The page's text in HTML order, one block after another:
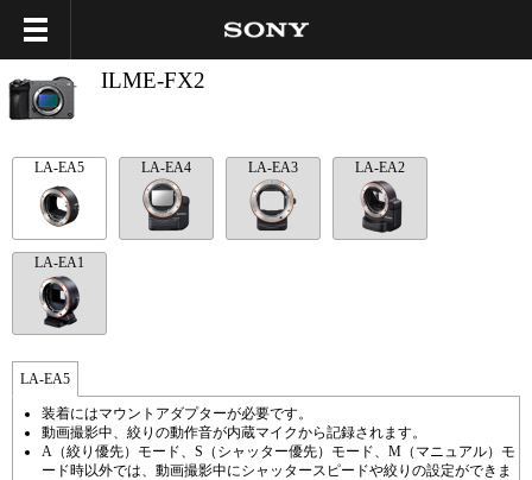
ILME-FX2
LA-EA5 LA-EA4 LA-EA3 LA-EA2
LA-EA1
LA-EA5
装着にはマウントアダプターが必要です。
動画撮影中、絞りの動作音が内蔵マイクから記録されます。
A（絞り優先）モード、S（シャッター優先）モード、M（マニュアル）モ
ード時以外では、動画撮影中にシャッタースピードや絞りの設定ができま